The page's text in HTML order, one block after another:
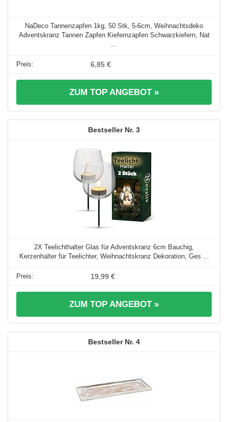
NaDeco Tannenzapfen 1kg, 50 Stk, 5-6cm, Weihnachtsdeko
Adventskranz Tannen Zapfen Kiefernzapfen Schwarzkiefern, Nat
...
6,85 €
ZUM TOP ANGEBOT »
3
2X Teelichthalter Glas für Adventskranz 6cm Bauchig,
Kerzenhalter für Teelichter, Weihnachtskranz Dekoration, Ges ...
19,99 €
ZUM TOP ANGEBOT »
4